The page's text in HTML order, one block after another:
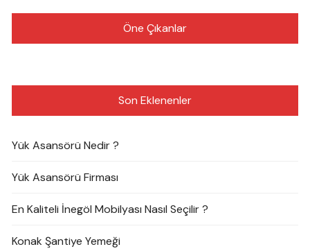
Öne Çıkanlar
Son Eklenenler
Yük Asansörü Nedir ?
Yük Asansörü Firması
En Kaliteli İnegöl Mobilyası Nasıl Seçilir ?
Konak Şantiye Yemeği